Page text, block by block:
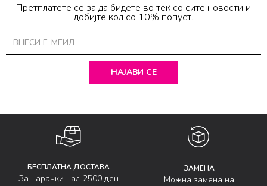
Претплатете се за да бидете во тек со сите новости и
добијте код со 10% попуст.
НАЈАВИ СЕ
БЕСПЛАТНА ДОСТАВА
За нарачки над 2500 ден
ЗАМЕНА
Можна замена на